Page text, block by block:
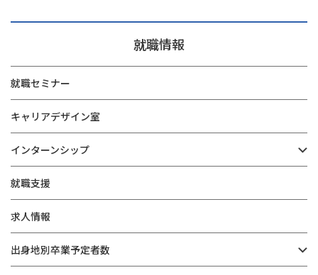
就職情報
就職セミナー
キャリアデザイン室
インターンシップ
就職支援
求人情報
出身地別卒業予定者数